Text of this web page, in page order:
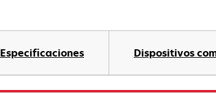
Especificaciones Dispositivos